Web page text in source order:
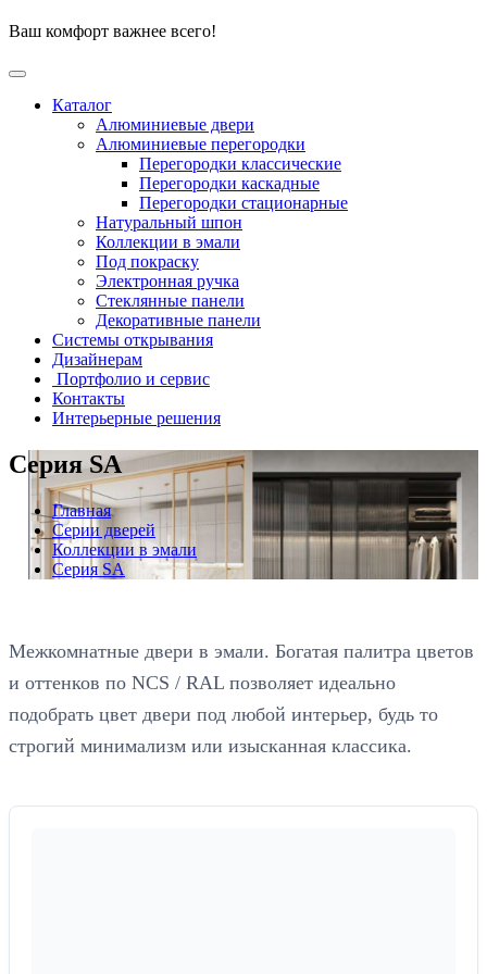
Перейти
содержимому
Ваш комфорт важнее всего!
Каталог
Алюминиевые двери
Алюминиевые перегородки
Перегородки классические
Перегородки каскадные
Перегородки стационарные
Натуральный шпон
Коллекции в эмали
Под покраску
Электронная ручка
Стеклянные панели
Декоративные панели
Системы открывания
Дизайнерам
Портфолио и сервис
Контакты
Интерьерные решения
Серия SA
Главная
Серии дверей
Коллекции в эмали
Серия SA
Межкомнатные двери в эмали. Богатая палитра цветов
и оттенков по NCS / RAL позволяет идеально
подобрать цвет двери под любой интерьер, будь то
строгий минимализм или изысканная классика.